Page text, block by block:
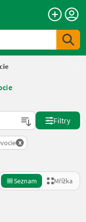
Filtry
x
Seznam Mřížka